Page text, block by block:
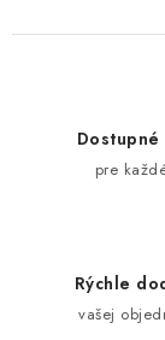
Dostupné
pre
Rýchle
vašej